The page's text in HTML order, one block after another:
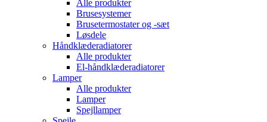
Alle produkter
Brusesystemer
Brusetermostater og -sæt
Løsdele
Håndklæde­radiatorer
Alle produkter
El-håndklæde­radiatorer
Lamper
Alle produkter
Lamper
Spejllamper